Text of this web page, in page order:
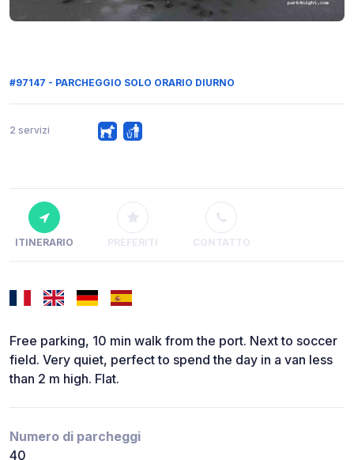
#97147 - PARCHEGGIO SOLO ORARIO DIURNO
2 servizi
ITINERARIO PREFERITI CONTATTO
Free parking, 10 min walk from the port. Next to soccer
field. Very quiet, perfect to spend the day in a van less
than 2 m high. Flat.
Numero di parcheggi
40